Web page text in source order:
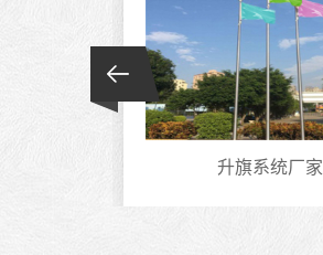
升旗系统厂家